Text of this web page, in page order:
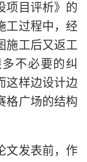
项目评析》的
工过程中，经
施工后又返工
不必要的纠
这样边设计边
格广场的结构
文发表前，作